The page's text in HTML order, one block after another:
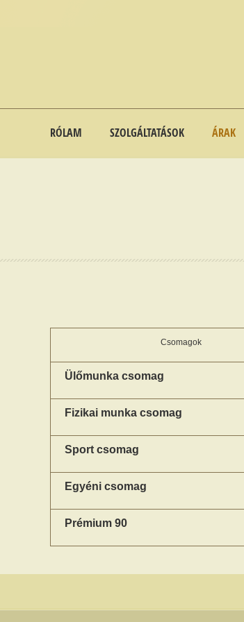
RÓLAM SZOLGÁLTATÁSOK ÁRAK
Csomagok
Ülőmunka csomag
Fizikai munka csomag
Sport csomag
Egyéni csomag
Prémium 90